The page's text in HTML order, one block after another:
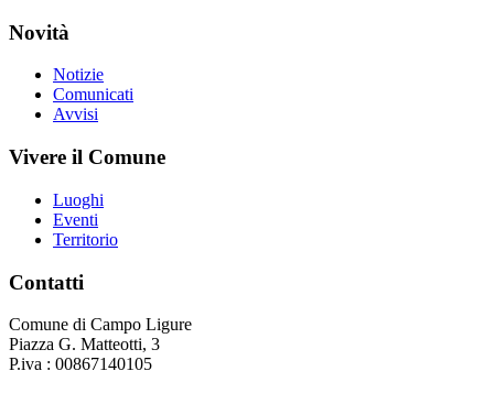
Novità
Notizie
Comunicati
Avvisi
Vivere il Comune
Luoghi
Eventi
Territorio
Contatti
Comune di Campo Ligure
Piazza G. Matteotti, 3
P.iva : 00867140105